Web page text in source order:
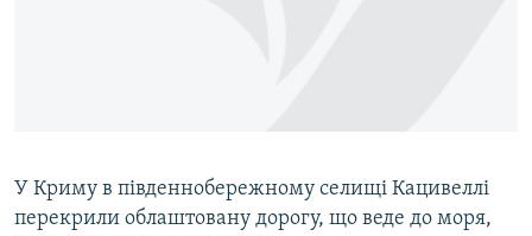
ІНФОГРАФІКА
ДОЛУЧАЙСЯ!
У Криму в південнобережному селищі Кацивеллі
перекрили облаштовану дорогу, що веде до моря,